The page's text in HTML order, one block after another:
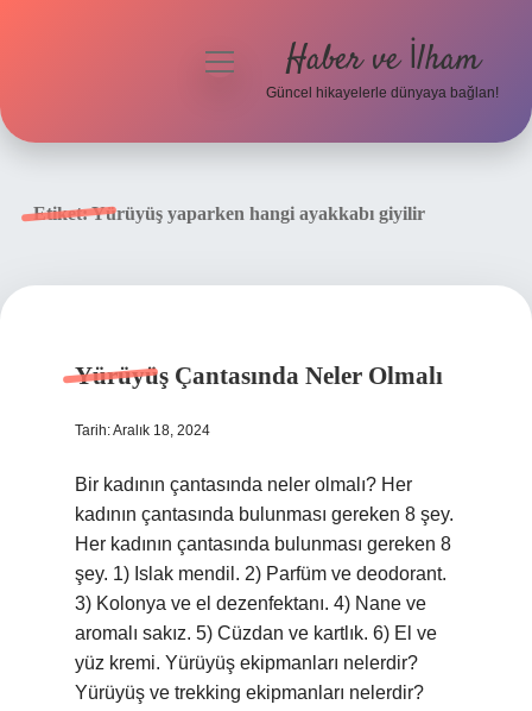
menüyü
Haber ve İlham
Güncel hikayelerle dünyaya bağlan!
Etiket:Yürüyüş yaparken hangi ayakkabı giyilir
Yürüyüş Çantasında Neler Olmalı
Tarih: Aralık 18, 2024
Bir kadının çantasında neler olmalı? Her
kadının çantasında bulunması gereken 8 şey.
Her kadının çantasında bulunması gereken 8
şey. 1) Islak mendil. 2) Parfüm ve deodorant.
3) Kolonya ve el dezenfektanı. 4) Nane ve
aromalı sakız. 5) Cüzdan ve kartlık. 6) El ve
yüz kremi. Yürüyüş ekipmanları nelerdir?
Yürüyüş ve trekking ekipmanları nelerdir?